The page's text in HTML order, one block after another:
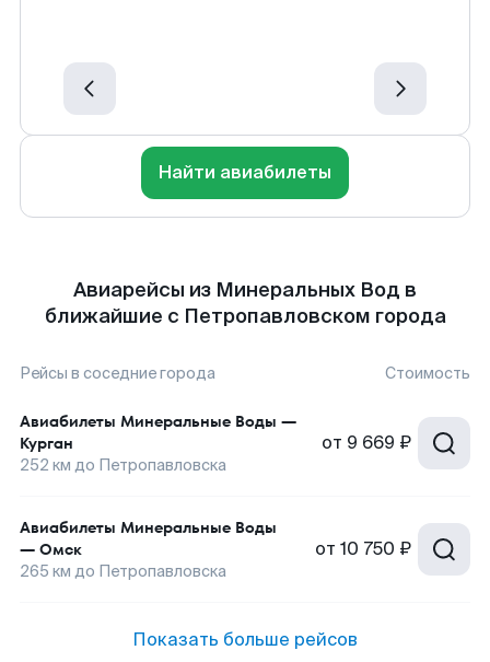
Найти авиабилеты
Авиарейсы из Минеральных Вод в
ближайшие с Петропавловском города
Рейсы в соседние города Стоимость
Авиабилеты Минеральные Воды —
Курган
252 км до Петропавловска
от 9 669 ₽
Авиабилеты Минеральные Воды
— Омск
265 км до Петропавловска
от 10 750 ₽
Показать больше рейсов